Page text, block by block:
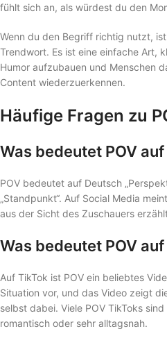
fühlt sich an, als würdest du den
Wenn du den Begriff richtig nutzt,
Trendwort. Es ist eine einfache Art,
Humor aufzubauen und Menschen
Content wiederzuerkennen.
Häufige Fragen zu
Was bedeutet POV
POV bedeutet auf Deutsch
„Standpunkt“. Auf Social Media
aus der Sicht des Zuschauers
Was bedeutet POV
Auf TikTok ist POV ein beliebtes
Situation vor, und das Video zeigt
selbst dabei. Viele POV TikToks
romantisch oder sehr alltagsnah.